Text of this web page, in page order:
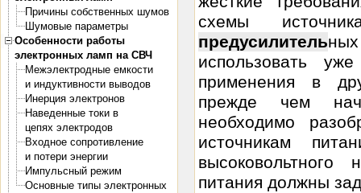
Причины собственных шумов
Шумовые параметры
Особенности работы
электронных ламп на СВЧ
Межэлектродные емкости
и индуктивности выводов
Инерция электронов
Наведенные токи в
цепях электродов
Входное сопротивление
и потери энергии
Импульсный режим
Основные типы электронных
схемы
предусилительных
использовать
применения в
прежде чем
необходимо
источникам
питания должны